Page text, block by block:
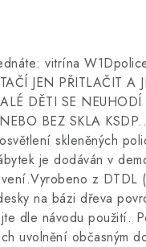
vitrína
JEN PŘITLAČIT
DĚTI SE
BEZ SKLA
skleněných
je dodáván v
z
na bázi dřeva
dle návodu použití.
uvolnění občasným